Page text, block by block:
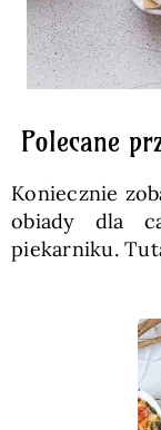
Polecane
Koniecznie
obiady dla
piekarniku.